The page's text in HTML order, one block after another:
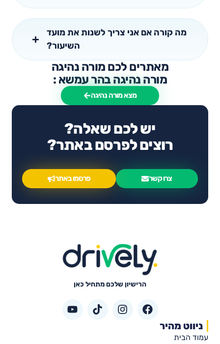
מה קורה אם אני צריך לשנות את מועד
השיעור?
מאתרים לכם מורה נהיגה
מורה נהיגה בהר עמשא :
מצא מורה נהיגה
יש לכם שאלה?
רוצים לפרסם באתר?
צרו קשר פרסמו באתר
הרישיון שלכם מתחיל כאן
ניווט מהיר
עמוד הבית